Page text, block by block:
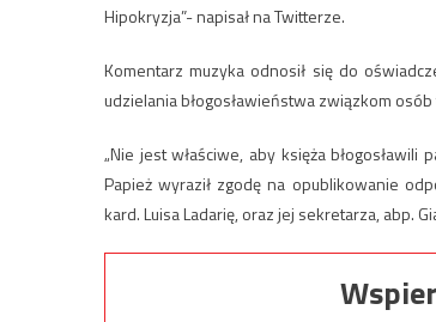
Hipokryzja”- napisał na Twitterze.
Komentarz muzyka odnosił się do
udzielania błogosławieństwa związkom
„Nie jest właściwe, aby księża
Papież wyraził zgodę na opublikowanie
kard. Luisa Ladarię, oraz jej sekretarza, abp.